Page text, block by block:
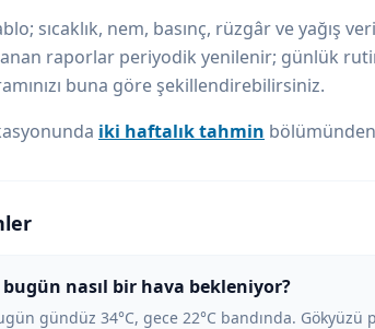
sıcaklık, nem, basınç, rüzgâr ve yağış
raporlar periyodik yenilenir; günlük
buna göre şekillendirebilirsiniz.
iki haftalık tahmin
bugün nasıl bir hava bekleniyor?
gündüz 34°C, gece 22°C bandında. Gökyüzü